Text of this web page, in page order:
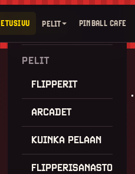
ETUSIVU PELIT PINBALL CAFE
ETUSIVU
PELIT
FLIPPERIT
ARCADET
KUINKA PELAAN
FLIPPERISANASTO